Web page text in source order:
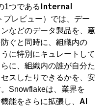
1つである Internal
プレビュー）では、デー
などのデータ製品を、意
ぐと同時に、組織内の
に特別にキュレートして
に、組織内の誰が自分た
スしたりできるかを、安
Snowflakeは、業界を
能をさらに拡張し、 AI